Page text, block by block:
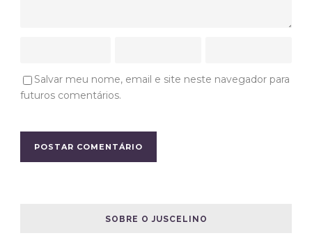
Salvar meu nome, email e site neste navegador para
futuros comentários.
SOBRE O JUSCELINO